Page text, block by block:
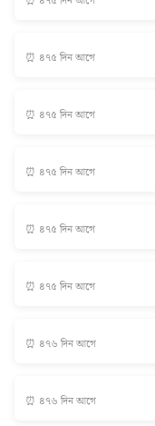
⏰ ৪৭৫ দিন আগে
⏰ ৪৭৫ দিন আগে
⏰ ৪৭৫ দিন আগে
⏰ ৪৭৫ দিন আগে
⏰ ৪৭৫ দিন আগে
⏰ ৪৭৬ দিন আগে
⏰ ৪৭৬ দিন আগে